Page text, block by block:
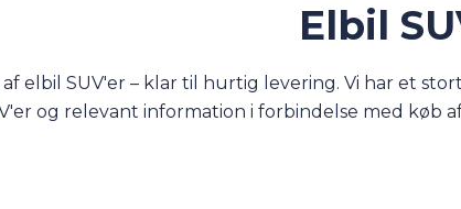
Elbil
af elbil SUV'er – klar til hurtig levering. Vi har et
og relevant information i forbindelse med køb
i Danmark. Grundet dens popularitet samt